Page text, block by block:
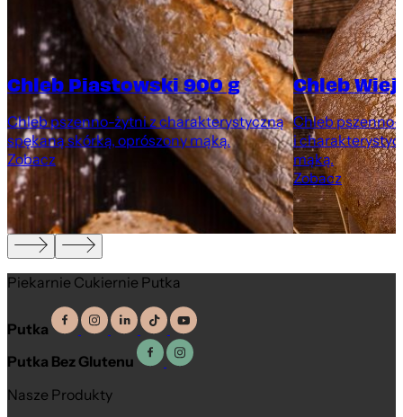
Chleb Piastowski 900 g
Chleb pszenno-żytni z charakterystyczną
spękaną skórką, oprószony mąką.
Zobacz
Chleb
Chleb pszenno-
i
mąką.
Zobacz
Piekarnie Cukiernie Putka
Putka
Putka Bez Glutenu
Nasze Produkty